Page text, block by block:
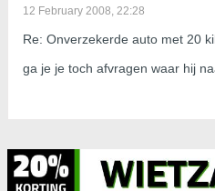
12 February 2008, 22:28
Re: Onverzekerde auto met 20
ga je je toch afvragen waar hij